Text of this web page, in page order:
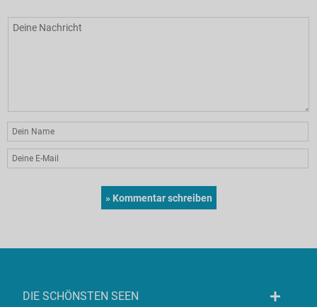
DIE SCHÖNSTEN SEEN